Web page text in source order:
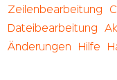
Zeilenbearbeitung
Dateibearbeitung
Änderungen
Hilfe